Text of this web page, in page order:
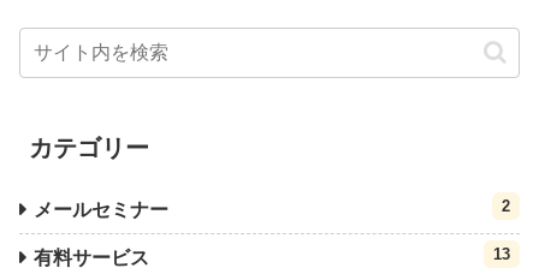
カテゴリー
メールセミナー 2
有料サービス 13